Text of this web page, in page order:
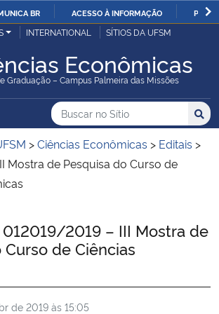
IR
O
BR ACESSO À INFORMAÇÃO
Pública
Exteriores
Pecuária e Abastecimento
INTERNATIONAL SÍTIOS DA UFSM
Econômicas
Graduação – Campus Palmeira das Missões
Principal do Sítio
Busca
Buscar no no Sítio
Busca:
>Ciências Econômicas > Editais >
Mostra de Pesquisa do Curso de
012019/2019 – III Mostra de
de Ciências
de 2019 às 15:05